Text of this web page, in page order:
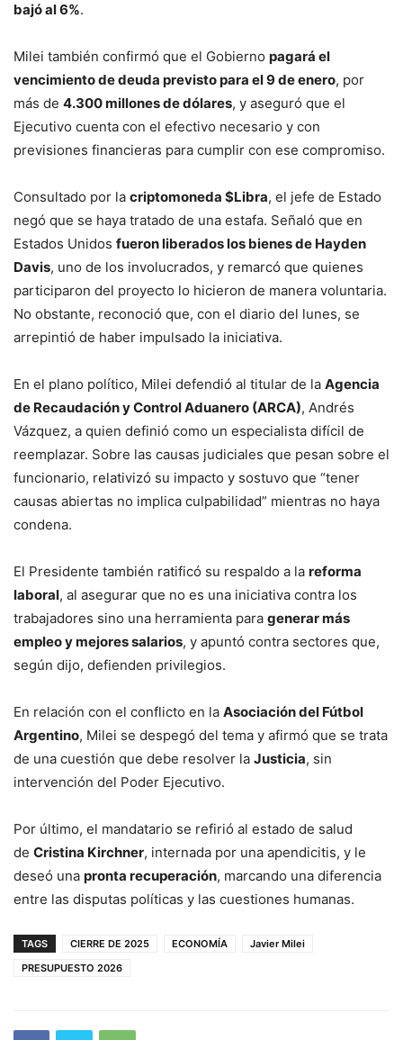
bajó al 6%.
Milei también confirmó que el Gobierno pagará el
vencimiento de deuda previsto para el 9 de enero, por
más de 4.300 millones de dólares, y aseguró que el
Ejecutivo cuenta con el efectivo necesario y con
previsiones financieras para cumplir con ese compromiso.
Consultado por la criptomoneda $Libra, el jefe de Estado
negó que se haya tratado de una estafa. Señaló que en
Estados Unidos fueron liberados los bienes de Hayden
Davis, uno de los involucrados, y remarcó que quienes
participaron del proyecto lo hicieron de manera voluntaria.
No obstante, reconoció que, con el diario del lunes, se
arrepintió de haber impulsado la iniciativa.
En el plano político, Milei defendió al titular de la Agencia
de Recaudación y Control Aduanero (ARCA), Andrés
Vázquez, a quien definió como un especialista difícil de
reemplazar. Sobre las causas judiciales que pesan sobre el
funcionario, relativizó su impacto y sostuvo que “tener
causas abiertas no implica culpabilidad” mientras no haya
condena.
El Presidente también ratificó su respaldo a la reforma
laboral, al asegurar que no es una iniciativa contra los
trabajadores sino una herramienta para generar más
empleo y mejores salarios, y apuntó contra sectores que,
según dijo, defienden privilegios.
En relación con el conflicto en la Asociación del Fútbol
Argentino, Milei se despegó del tema y afirmó que se trata
de una cuestión que debe resolver la Justicia, sin
intervención del Poder Ejecutivo.
Por último, el mandatario se refirió al estado de salud
de Cristina Kirchner, internada por una apendicitis, y le
deseó una pronta recuperación, marcando una diferencia
entre las disputas políticas y las cuestiones humanas.
TAGS CIERRE DE 2025 ECONOMÍA
Javier Milei
PRESUPUESTO 2026